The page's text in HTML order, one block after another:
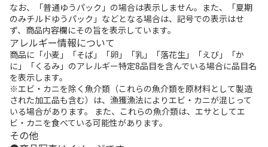
なお、「普通ゆうパック」の場合は表示しません。また、「夏期
のみチルドゆうパック」などとなる場合は、記号での表示はせ
ず、商品内容欄にその旨を表示しています。
アレルギー情報について
商品に「小麦」「そば」「卵」「乳」「落花生」「えび」「か
に」「くるみ」のアレルギー特定8品目を含んでいる場合に品目名
を表示します。
※エビ・カニを除く魚介類（これらの魚介類を原材料として製造
された加工品も含む）は、漁獲漁法によりエビ・カニが混じって
いる場合があります。 また、これらの魚介類は、エサとしてエ
ビ・カニを食べている可能性があります。
その他